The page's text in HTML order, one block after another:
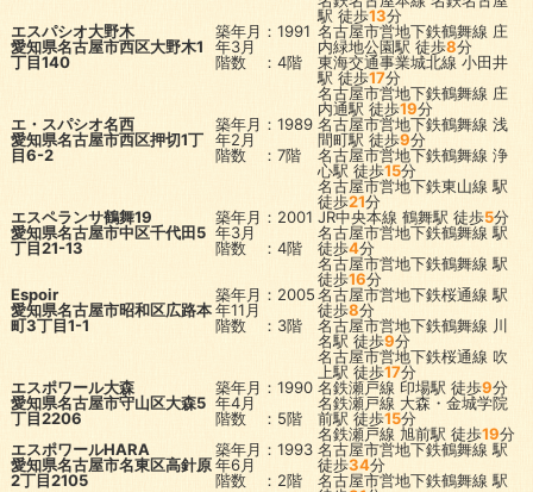
駅 徒歩13分
エスパシオ大野木
愛知県名古屋市西区大野木1
丁目140
築年月：1991
年3月
階数 ：4階
名古屋市営地下鉄鶴舞線 庄
内緑地公園駅 徒歩8分
東海交通事業城北線 小田井
駅 徒歩17分
名古屋市営地下鉄鶴舞線 庄
内通駅 徒歩19分
エ・スパシオ名西
愛知県名古屋市西区押切1丁
目6-2
築年月：1989
年2月
階数 ：7階
名古屋市営地下鉄鶴舞線 浅
間町駅 徒歩9分
名古屋市営地下鉄鶴舞線 浄
心駅 徒歩15分
名古屋市営地下鉄東山線 駅
徒歩21分
エスペランサ鶴舞19
愛知県名古屋市中区千代田5
丁目21-13
築年月：2001
年3月
階数 ：4階
JR中央本線 鶴舞駅 徒歩5分
名古屋市営地下鉄鶴舞線 駅
徒歩4分
名古屋市営地下鉄鶴舞線 駅
徒歩16分
Espoir
愛知県名古屋市昭和区広路本
町3丁目1-1
築年月：2005
年11月
階数 ：3階
名古屋市営地下鉄桜通線 駅
徒歩8分
名古屋市営地下鉄鶴舞線 川
名駅 徒歩9分
名古屋市営地下鉄桜通線 吹
上駅 徒歩17分
エスポワール大森
愛知県名古屋市守山区大森5
丁目2206
築年月：1990
年4月
階数 ：5階
名鉄瀬戸線 印場駅 徒歩9分
名鉄瀬戸線 大森・金城学院
前駅 徒歩15分
名鉄瀬戸線 旭前駅 徒歩19分
エスポワールHARA
愛知県名古屋市名東区高針原
2丁目2105
築年月：1993
年6月
階数 ：2階
名古屋市営地下鉄鶴舞線 駅
徒歩34分
名古屋市営地下鉄鶴舞線 駅